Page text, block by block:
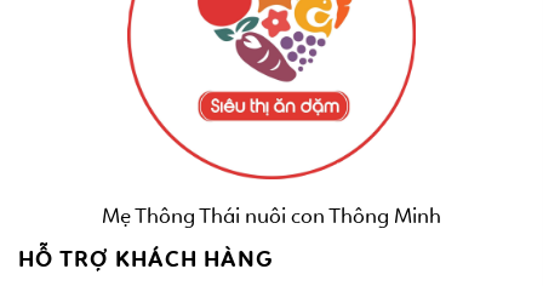
Mẹ Thông Thái nuôi con Thông Minh
HỖ TRỢ KHÁCH HÀNG